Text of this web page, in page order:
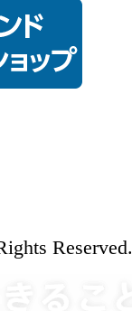
Reserved.